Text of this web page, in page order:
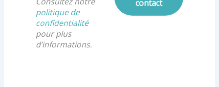
politique de
confidentialité
pour plus
d’informations.